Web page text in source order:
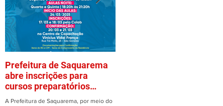
Prefeitura de Saquarema
abre inscrições para
cursos preparatórios
gratuitos
A Prefeitura de Saquarema, por meio do